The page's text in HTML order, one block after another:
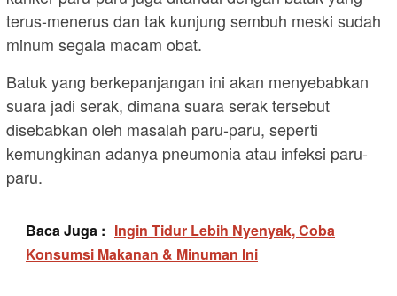
terus-menerus dan tak kunjung sembuh meski sudah
minum segala macam obat.
Batuk yang berkepanjangan ini akan menyebabkan
suara jadi serak, dimana suara serak tersebut
disebabkan oleh masalah paru-paru, seperti
kemungkinan adanya pneumonia atau infeksi paru-
paru.
Baca Juga : Ingin Tidur Lebih Nyenyak, Coba
Konsumsi Makanan & Minuman Ini